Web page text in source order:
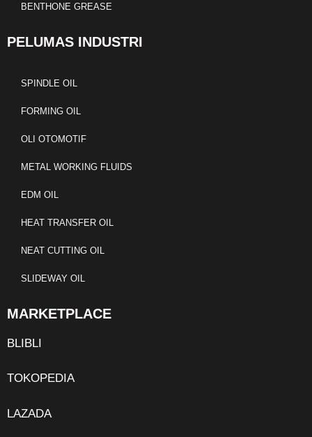
BENTHONE GREASE
PELUMAS INDUSTRI
SPINDLE OIL
FORMING OIL
OLI OTOMOTIF
METAL WORKING FLUIDS
EDM OIL
HEAT TRANSFER OIL
NEAT CUTTING OIL
SLIDEWAY OIL
MARKETPLACE
BLIBLI
TOKOPEDIA
LAZADA